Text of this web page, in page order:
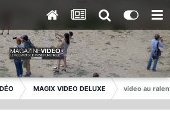
MAGIX VIDEO DELUXE video au